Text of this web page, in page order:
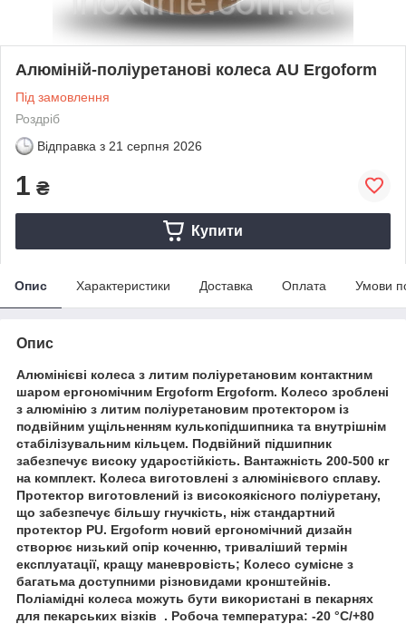
Алюміній-поліуретанові колеса AU Ergoform
Під замовлення
Роздріб
Відправка з 21 серпня 2026
1 ₴
Купити
Опис Характеристики Доставка Оплата Умови
Опис
Алюмінієві колеса з литим поліуретановим контактним
шаром ергономічним Ergoform Ergoform. Колесо зроблені
з алюмінію з литим поліуретановим протектором із
подвійним ущільненням кулькопідшипника та внутрішнім
стабілізувальним кільцем. Подвійний підшипник
забезпечує високу ударостійкість. Вантажність 200-500 кг
на комплект. Колеса виготовлені з алюмінієвого сплаву.
Протектор виготовлений із високоякісного поліуретану,
що забезпечує більшу гнучкість, ніж стандартний
протектор PU. Ergoform новий ергономічний дизайн
створює низький опір коченню, триваліший термін
експлуатації, кращу маневровість; Колесо сумісне з
багатьма доступними різновидами кронштейнів.
Поліамідні колеса можуть бути використані в пекарнях
для пекарських візків . Робоча температура: -20 °C/+80